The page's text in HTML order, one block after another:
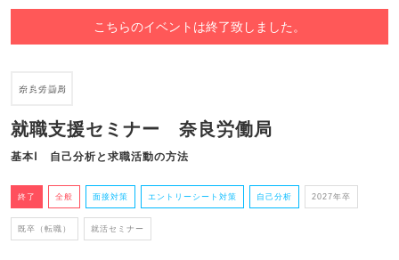
こちらのイベントは終了致しました。
就職支援セミナー 奈良労働局
基本Ⅰ 自己分析と求職活動の方法
終了 全般 面接対策 エントリーシート対策 自己分析 2027年卒
既卒（転職） 就活セミナー